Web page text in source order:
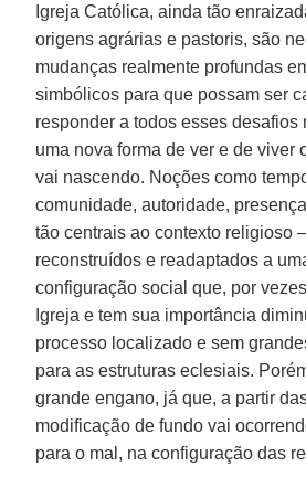
Igreja Católica, ainda tão
origens agrárias e pastoris, são
mudanças realmente profundas
simbólicos para que possam ser
responder a todos esses desafios
uma nova forma de ver e de viver
vai nascendo. Noções como
comunidade, autoridade,
tão centrais ao contexto religioso
reconstruídos e readaptados a
configuração social que, por
Igreja e tem sua importância
processo localizado e sem
para as estruturas eclesiais.
grande engano, já que, a partir
modificação de fundo vai
para o mal, na configuração das